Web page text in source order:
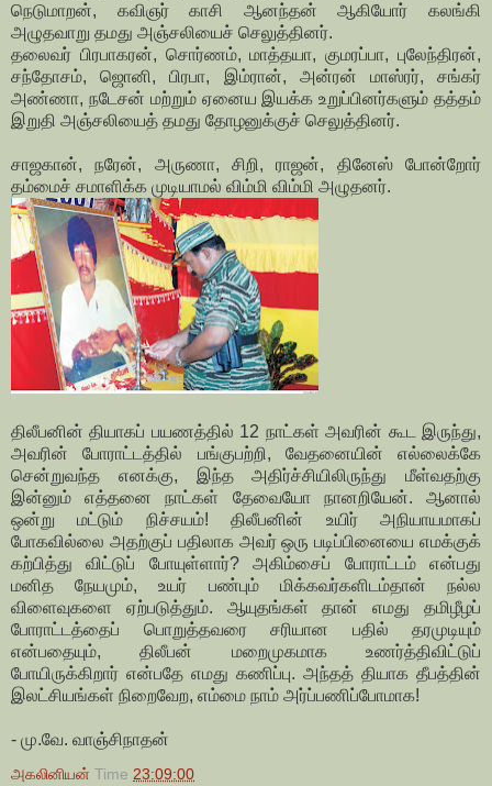
நெடுமாறன், கவிஞர் காசி ஆனந்தன் ஆகியோர் கலங்கி
அழுதவாறு தமது அஞ்சலியைச் செலுத்தினர்.
தலைவர் பிரபாகரன், சொர்ணம், மாத்தயா, குமரப்பா, புலேந்திரன்,
சந்தோசம், ஜொனி, பிரபா, இம்ரான், அன்ரன் மாஸ்ரர், சங்கர்
அண்ணா, நடேசன் மற்றும் ஏனைய இயக்க உறுப்பினர்களும் தத்தம்
இறுதி அஞ்சலியைத் தமது தோழனுக்குச் செலுத்தினர்.
சாஜகான், நரேன், அருணா, சிறி, ராஜன், தினேஸ் போன்றோர்
தம்மைச் சமாளிக்க முடியாமல் விம்மி விம்மி அழுதனர்.
திலீபனின் தியாகப் பயணத்தில் 12 நாட்கள் அவரின் கூட இருந்து,
அவரின் போராட்டத்தில் பங்குபற்றி, வேதனையின் எல்லைக்கே
சென்றுவந்த எனக்கு, இந்த அதிர்ச்சியிலிருந்து மீள்வதற்கு
இன்னும் எத்தனை நாட்கள் தேவையோ நானறியேன். ஆனால்
ஒன்று மட்டும் நிச்சயம்! திலீபனின் உயிர் அநியாயமாகப்
போகவில்லை அதற்குப் பதிலாக அவர் ஒரு படிப்பினையை எமக்குக்
கற்பித்து விட்டுப் போயுள்ளார்? அகிம்சைப் போராட்டம் என்பது
மனித நேயமும், உயர் பண்பும் மிக்கவர்களிடம்தான் நல்ல
விளைவுகளை ஏற்படுத்தும். ஆயுதங்கள் தான் எமது தமிழீழப்
போராட்டத்தைப் பொறுத்தவரை சரியான பதில் தரமுடியும்
என்பதையும், திலீபன் மறைமுகமாக உணர்த்திவிட்டுப்
போயிருக்கிறார் என்பதே எமது கணிப்பு. அந்தத் தியாக தீபத்தின்
இலட்சியங்கள் நிறைவேற, எம்மை நாம் அர்ப்பணிப்போமாக!
- மு.வே. வாஞ்சிநாதன்
அகலினியன் Time 23:09:00